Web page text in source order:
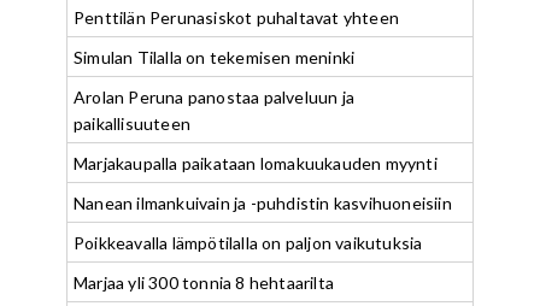
Penttilän Perunasiskot puhaltavat yhteen
Simulan Tilalla on tekemisen meninki
Arolan Peruna panostaa palveluun ja
paikallisuuteen
Marjakaupalla paikataan lomakuukauden myynti
Nanean ilmankuivain ja -puhdistin kasvihuoneisiin
Poikkeavalla lämpötilalla on paljon vaikutuksia
Marjaa yli 300 tonnia 8 hehtaarilta